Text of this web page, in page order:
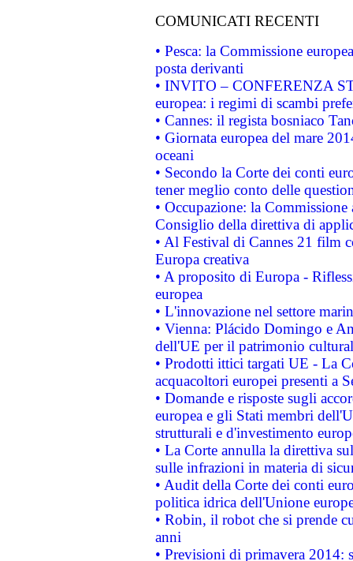
COMUNICATI RECENTI
• Pesca: la Commissione
posta derivanti
• INVITO – CONFERENZA
europea: i regimi di scambi
• Cannes: il regista bosniaco
• Giornata europea del mare
oceani
• Secondo la Corte dei conti
tener meglio conto delle
• Occupazione: la
Consiglio della direttiva di
• Al Festival di Cannes 21 film
Europa creativa
• A proposito di Europa -
europea
• L'innovazione nel settore
• Vienna: Plácido Domingo e
dell'UE per il patrimonio
• Prodotti ittici targati UE - La
acquacoltori europei presenti a
• Domande e risposte sugli
europea e gli Stati membri
strutturali e d'investimento
• La Corte annulla la direttiva
sulle infrazioni in materia di
• Audit della Corte dei conti
politica idrica dell'Unione
• Robin, il robot che si prende
anni
• Previsioni di primavera 2014: